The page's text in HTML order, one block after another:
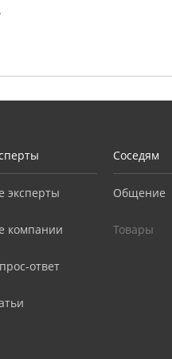
эксперты
компании
ответ
Соседям
Общение
Товары